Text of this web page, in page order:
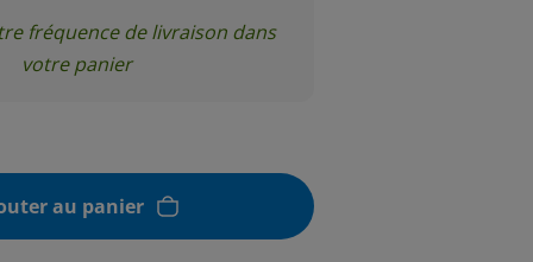
fréquence de livraison dans
votre panier
au panier